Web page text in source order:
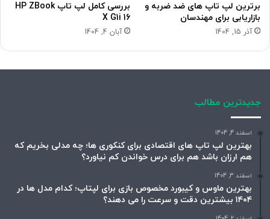
برترین لپ تاپ های ضد ضربه و
بازاریابی برای مهندسان
آذر 15, 1404
بررسی کامل لپ تاپ HP ZBook
X G1i 16
آبان 4, 1404
جدیدترین مطالب
اسفند 4, 1404
بهترین لپ تاپ های اقتصادی برای کنکوری ها؛ چه مدلی بخریم که
هم ارزان باشد هم برای درس خواندن کم نیاورد؟
اسفند 3, 1404
بهترین ماوس و کیبورد مخصوص بازی برای لپتاپ؛ کدام مدل ها در
۱۴۰۴ بیشترین دقت و سرعت را می دهند؟